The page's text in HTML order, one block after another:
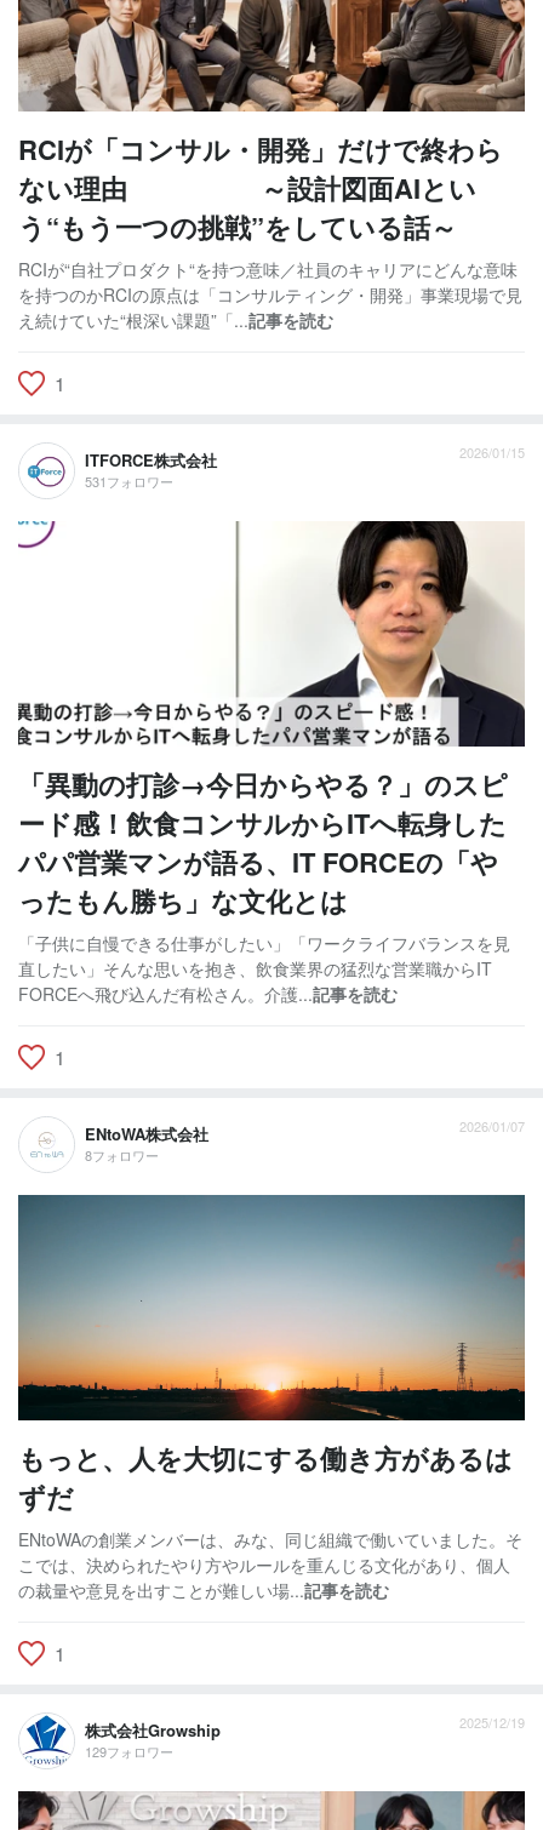
RCIが「コンサル・開発」だけで終わら
ない理由 ～設計図面AIとい
う“もう一つの挑戦”をしている話～
RCIが“自社プロダクト“を持つ意味／社員のキャリアにどんな意味
を持つのかRCIの原点は「コンサルティング・開発」事業現場で見
え続けていた“根深い課題”「...記事を読む
1
ITFORCE株式会社
531フォロワー
2026/01/15
「異動の打診→今日からやる？」のスピ
ード感！飲食コンサルからITへ転身した
パパ営業マンが語る、IT FORCEの「や
ったもん勝ち」な文化とは
「子供に自慢できる仕事がしたい」「ワークライフバランスを見
直したい」そんな思いを抱き、飲食業界の猛烈な営業職からIT
FORCEへ飛び込んだ有松さん。介護...記事を読む
1
ENtoWA株式会社
8フォロワー
2026/01/07
もっと、人を大切にする働き方があるは
ずだ
ENtoWAの創業メンバーは、みな、同じ組織で働いていました。そ
こでは、決められたやり方やルールを重んじる文化があり、個人
の裁量や意見を出すことが難しい場...記事を読む
1
株式会社Growship
129フォロワー
2025/12/19